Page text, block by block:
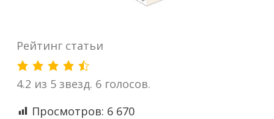
Рейтинг статьи
4.2 из 5 звезд. 6 голосов.
Просмотров: 6 670